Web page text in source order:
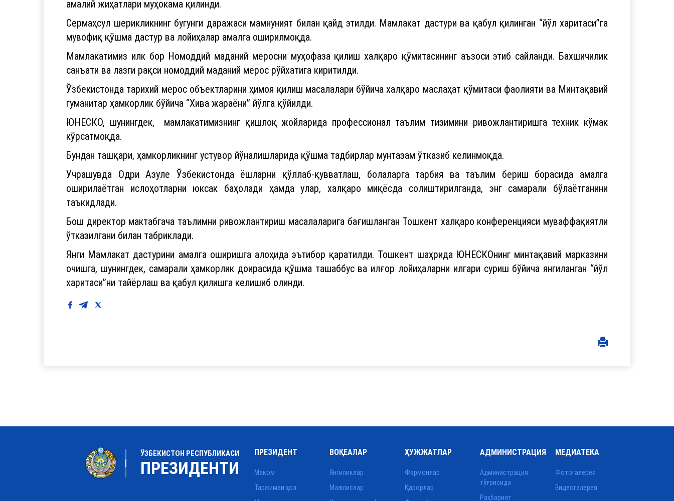
амалий жиҳатлари муҳокама қилинди.
Сермаҳсул шерикликнинг бугунги даражаси мамнуният билан қайд этилди. Мамлакат дастури ва қабул қилинган “йўл харитаси”га
мувофиқ қўшма дастур ва лойиҳалар амалга оширилмоқда.
Мамлакатимиз илк бор Номоддий маданий меросни муҳофаза қилиш халқаро қўмитасининг аъзоси этиб сайланди. Бахшичилик
санъати ва лазги рақси номоддий маданий мерос рўйхатига киритилди.
Ўзбекистонда тарихий мерос объектларини ҳимоя қилиш масалалари бўйича халқаро маслаҳат қўмитаси фаолияти ва Минтақавий
гуманитар ҳамкорлик бўйича “Хива жараёни” йўлга қўйилди.
ЮНЕСКО, шунингдек, мамлакатимизнинг қишлоқ жойларида профессионал таълим тизимини ривожлантиришга техник кўмак
кўрсатмоқда.
Бундан ташқари, ҳамкорликнинг устувор йўналишларида қўшма тадбирлар мунтазам ўтказиб келинмоқда.
Учрашувда Одри Азуле Ўзбекистонда ёшларни қўллаб-қувватлаш, болаларга тарбия ва таълим бериш борасида амалга
оширилаётган ислоҳотларни юксак баҳолади ҳамда улар, халқаро миқёсда солиштирилганда, энг самарали бўлаётганини
таъкидлади.
Бош директор мактабгача таълимни ривожлантириш масалаларига бағишланган Тошкент халқаро конференцияси муваффақиятли
ўтказилгани билан табриклади.
Янги Мамлакат дастурини амалга оширишга алоҳида эътибор қаратилди. Тошкент шаҳрида ЮНЕСКОнинг минтақавий марказини
очишга, шунингдек, самарали ҳамкорлик доирасида қўшма ташаббус ва илғор лойиҳаларни илгари суриш бўйича янгиланган “йўл
харитаси”ни тайёрлаш ва қабул қилишга келишиб олинди.
ЎЗБЕКИСТОН РЕСПУБЛИКАСИ
ПРЕЗИДЕНТИ
ПРЕЗИДЕНТ
Мақом
Таржимаи ҳол
ВОҚЕАЛАР
Янгиликлар
Мажлислар
ҲУЖЖАТЛАР
Фармонлар
Қарорлар
АДМИНИСТРАЦИЯ
Администрация
тўғрисида
Раҳбарият
МЕДИАТЕКА
Фотогалерея
Видеогалерея